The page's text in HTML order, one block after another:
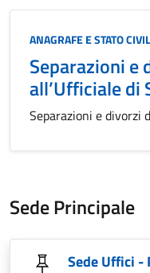
Categoria:
ANAGRAFE E STATO
Separazioni e
all’Ufficiale di
Separazioni e divorzi
Sede Principale
Sede Uffici -